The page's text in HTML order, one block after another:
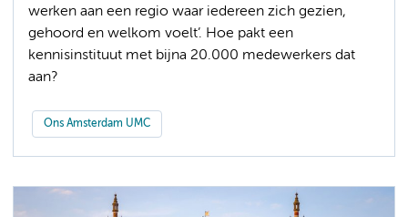
werken aan een regio waar iedereen zich gezien,
gehoord en welkom voelt’. Hoe pakt een
kennisinstituut met bijna 20.000 medewerkers dat
aan?
Ons Amsterdam UMC